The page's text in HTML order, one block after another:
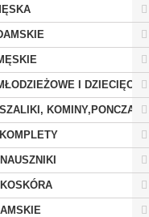
I DZIECIĘCE
KOMINY,PONCZA